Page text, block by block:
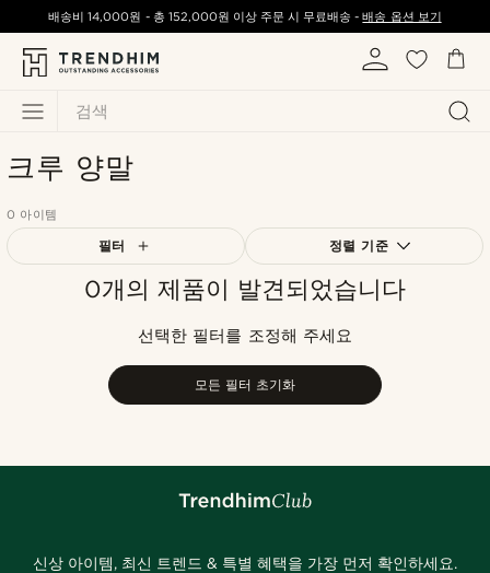
검색
배송비14,000원 - 총 152,000원 이상 주문 시 무료배송 -배송 옵션 보기
크루 양말
0 아이템
필터 정렬 기준
가장 인기 있는
낮은가격순
높은가격순
0개의 제품이 발견되었습니다
선택한 필터를 조정해 주세요
모든 필터 초기화
신상 아이템, 최신 트렌드 & 특별 혜택을 가장 먼저 확인하세요.